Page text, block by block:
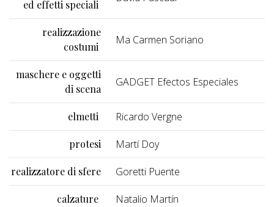
ed effetti speciali
realizzazione
costumi
Ma Carmen Soriano
maschere e oggetti
di scena
GADGET Efectos Especiales
elmetti Ricardo Vergne
protesi Martí Doy
realizzatore di sfere Goretti Puente
calzature Natalio Martín